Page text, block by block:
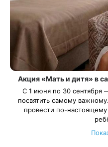
Акция «Мать и дитя» в
С 1 июня по 30 сентября
посвятить самому
провести по-
санаторно-курортная